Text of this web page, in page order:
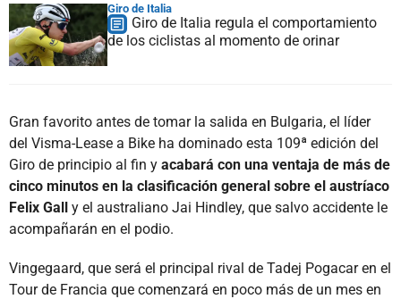
Giro de Italia
Giro de Italia regula el comportamiento
de los ciclistas al momento de orinar
Gran favorito antes de tomar la salida en Bulgaria, el líder
del Visma-Lease a Bike ha dominado esta 109ª edición del
Giro de principio al fin y acabará con una ventaja de más de
cinco minutos en la clasificación general sobre el austríaco
Felix Gall y el australiano Jai Hindley, que salvo accidente le
acompañarán en el podio.
Vingegaard, que será el principal rival de Tadej Pogacar en el
Tour de Francia que comenzará en poco más de un mes en